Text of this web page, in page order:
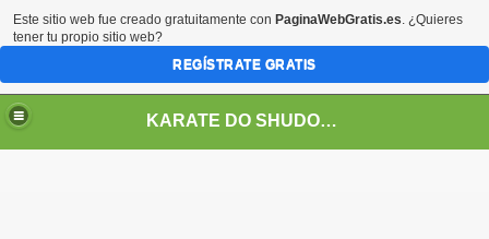
KARATE DO SHUDOKAN INTERNATIONAL
Este sitio web fue creado gratuitamente con PaginaWebGratis.es. ¿Quieres
tener tu propio sitio web?
REGÍSTRATE GRATIS